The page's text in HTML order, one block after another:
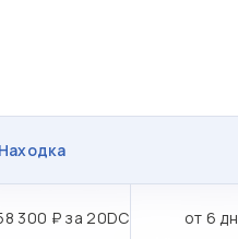
Находка
300 ₽ за 20DC от 6 дн.